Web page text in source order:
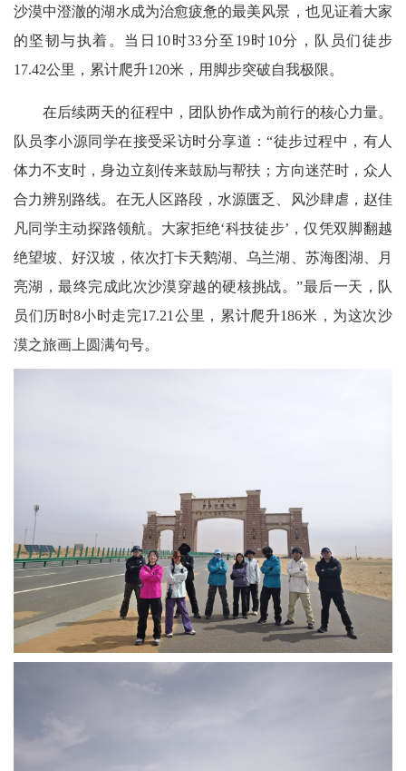
沙漠中澄澈的湖水成为治愈疲惫的最美风景，也见证着大家
的坚韧与执着。当日10时33分至19时10分，队员们徒步
17.42公里，累计爬升120米，用脚步突破自我极限。
在后续两天的征程中，团队协作成为前行的核心力量。
队员李小源同学在接受采访时分享道：“徒步过程中，有人
体力不支时，身边立刻传来鼓励与帮扶；方向迷茫时，众人
合力辨别路线。在无人区路段，水源匮乏、风沙肆虐，赵佳
凡同学主动探路领航。大家拒绝‘科技徒步’，仅凭双脚翻越
绝望坡、好汉坡，依次打卡天鹅湖、乌兰湖、苏海图湖、月
亮湖，最终完成此次沙漠穿越的硬核挑战。”最后一天，队
员们历时8小时走完17.21公里，累计爬升186米，为这次沙
漠之旅画上圆满句号。